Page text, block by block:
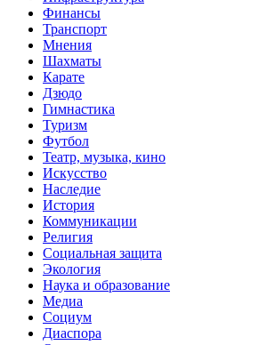
Финансы
Транспорт
Мнения
Шахматы
Карате
Дзюдо
Гимнастика
Туризм
Футбол
Театр, музыка, кино
Искусство
Наследие
История
Коммуникации
Религия
Социальная защита
Экология
Наука и образование
Медиа
Социум
Диаспора